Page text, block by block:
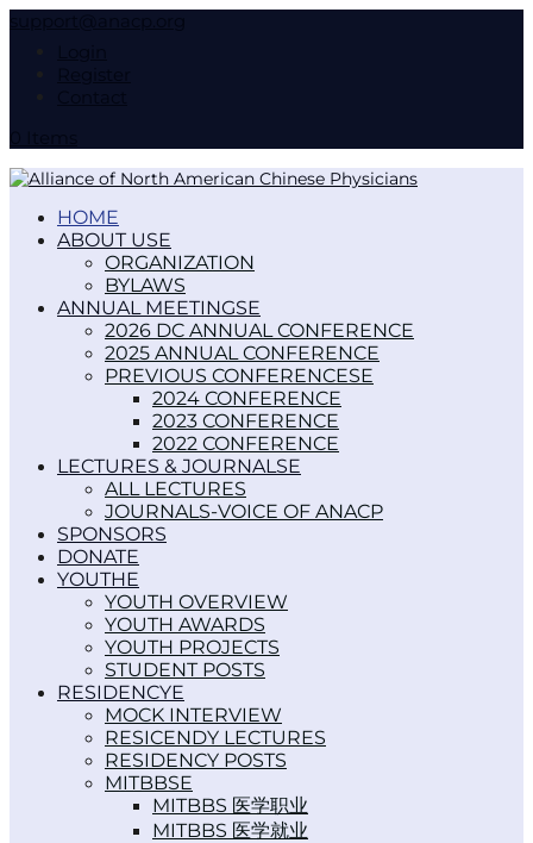
HOME
ABOUT US
ORGANIZATION
BYLAWS
ANNUAL MEETINGS
2026 DC ANNUAL CONFERENCE
2025 ANNUAL CONFERENCE
PREVIOUS CONFERENCES
2024 CONFERENCE
2023 CONFERENCE
2022 CONFERENCE
LECTURES & JOURNALS
ALL LECTURES
JOURNALS-VOICE OF ANACP
SPONSORS
DONATE
YOUTH
YOUTH OVERVIEW
YOUTH AWARDS
YOUTH PROJECTS
STUDENT POSTS
RESIDENCY
MOCK INTERVIEW
RESICENDY LECTURES
RESIDENCY POSTS
MITBBS
MITBBS 医学职业
MITBBS 医学就业